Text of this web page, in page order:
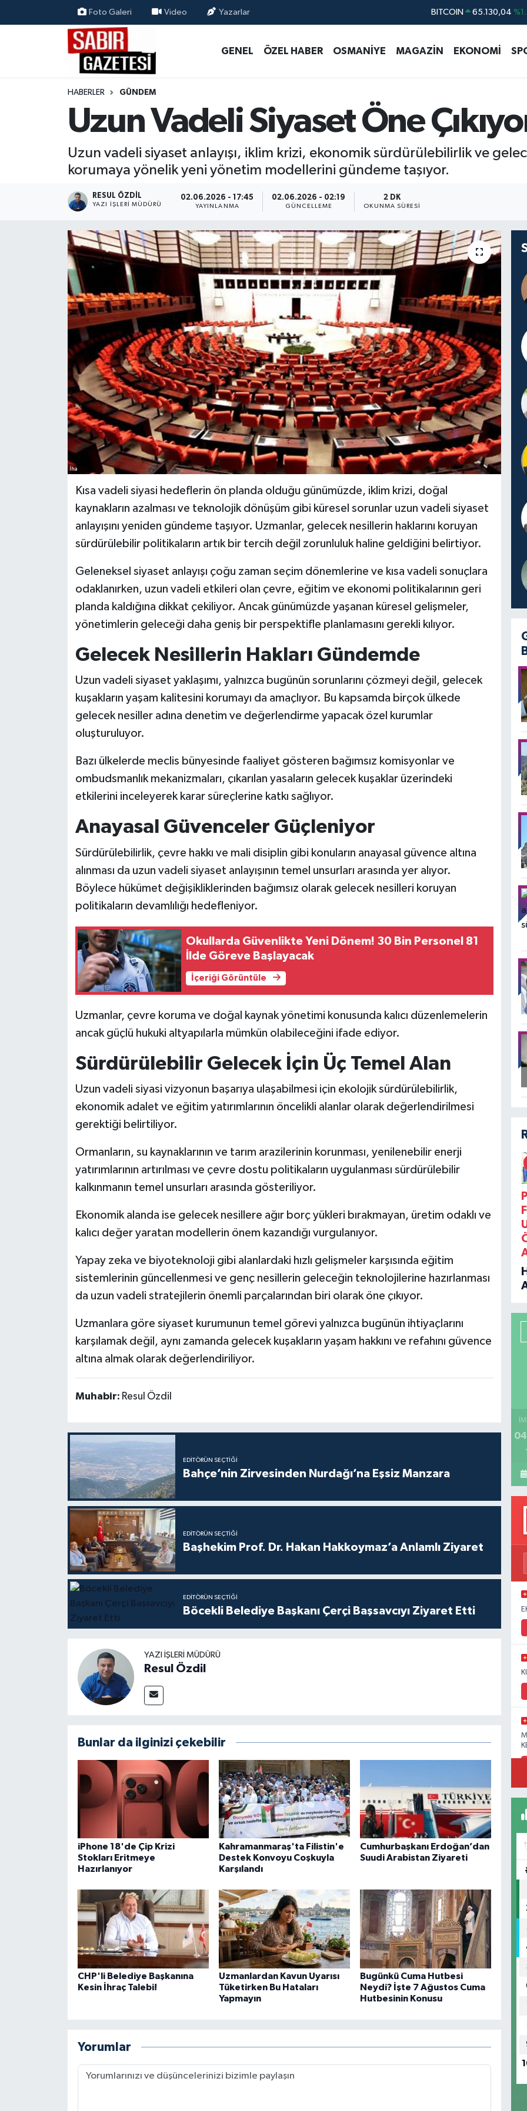
Foto Galeri Video Yazarlar DOLAR 47,7106
STERLİN 64,4046
BITCOIN 65.130,04
GENEL ÖZEL HABER OSMANİYE MAGAZİN EKONOMİ
HABERLER GÜNDEM
Uzun Vadeli Siyaset Öne
Uzun vadeli siyaset anlayışı, iklim krizi, ekonomik sürdürülebilirlik ve
korumaya yönelik yeni yönetim modellerini gündeme taşıyor.
RESUL ÖZDIL
YAZI İŞLERI MÜDÜRÜ
02.06.2026 - 17:45
YAYINLANMA
02.06.2026 - 02:19
GÜNCELLEME
2 DK
OKUNMA SÜRESI
İha
Kısa vadeli siyasi hedeflerin ön planda olduğu günümüzde, iklim krizi, doğal
kaynakların azalması ve teknolojik dönüşüm gibi küresel sorunlar uzun vadeli siyaset
anlayışını yeniden gündeme taşıyor. Uzmanlar, gelecek nesillerin haklarını koruyan
sürdürülebilir politikaların artık bir tercih değil zorunluluk haline geldiğini belirtiyor.
Geleneksel siyaset anlayışı çoğu zaman seçim dönemlerine ve kısa vadeli sonuçlara
odaklanırken, uzun vadeli etkileri olan çevre, eğitim ve ekonomi politikalarının geri
planda kaldığına dikkat çekiliyor. Ancak günümüzde yaşanan küresel gelişmeler,
yönetimlerin geleceği daha geniş bir perspektifle planlamasını gerekli kılıyor.
Gelecek Nesillerin Hakları Gündemde
Uzun vadeli siyaset yaklaşımı, yalnızca bugünün sorunlarını çözmeyi değil, gelecek
kuşakların yaşam kalitesini korumayı da amaçlıyor. Bu kapsamda birçok ülkede
gelecek nesiller adına denetim ve değerlendirme yapacak özel kurumlar
oluşturuluyor.
Bazı ülkelerde meclis bünyesinde faaliyet gösteren bağımsız komisyonlar ve
ombudsmanlık mekanizmaları, çıkarılan yasaların gelecek kuşaklar üzerindeki
etkilerini inceleyerek karar süreçlerine katkı sağlıyor.
Anayasal Güvenceler Güçleniyor
Sürdürülebilirlik, çevre hakkı ve mali disiplin gibi konuların anayasal güvence altına
alınması da uzun vadeli siyaset anlayışının temel unsurları arasında yer alıyor.
Böylece hükümet değişikliklerinden bağımsız olarak gelecek nesilleri koruyan
politikaların devamlılığı hedefleniyor.
Okullarda Güvenlikte Yeni Dönem! 30 Bin Personel 81
İlde Göreve Başlayacak
İçeriği Görüntüle
Uzmanlar, çevre koruma ve doğal kaynak yönetimi konusunda kalıcı düzenlemelerin
ancak güçlü hukuki altyapılarla mümkün olabileceğini ifade ediyor.
Sürdürülebilir Gelecek İçin Üç Temel Alan
Uzun vadeli siyasi vizyonun başarıya ulaşabilmesi için ekolojik sürdürülebilirlik,
ekonomik adalet ve eğitim yatırımlarının öncelikli alanlar olarak değerlendirilmesi
gerektiği belirtiliyor.
Ormanların, su kaynaklarının ve tarım arazilerinin korunması, yenilenebilir enerji
yatırımlarının artırılması ve çevre dostu politikaların uygulanması sürdürülebilir
kalkınmanın temel unsurları arasında gösteriliyor.
Ekonomik alanda ise gelecek nesillere ağır borç yükleri bırakmayan, üretim odaklı ve
kalıcı değer yaratan modellerin önem kazandığı vurgulanıyor.
Yapay zeka ve biyoteknoloji gibi alanlardaki hızlı gelişmeler karşısında eğitim
sistemlerinin güncellenmesi ve genç nesillerin geleceğin teknolojilerine hazırlanması
da uzun vadeli stratejilerin önemli parçalarından biri olarak öne çıkıyor.
Uzmanlara göre siyaset kurumunun temel görevi yalnızca bugünün ihtiyaçlarını
karşılamak değil, aynı zamanda gelecek kuşakların yaşam hakkını ve refahını güvence
altına almak olarak değerlendiriliyor.
Muhabir: Resul Özdil
EDITÖRÜN SEÇTIĞI
Bahçe’nin Zirvesinden Nurdağı’na Eşsiz Manzara
EDITÖRÜN SEÇTIĞI
Başhekim Prof. Dr. Hakan Hakkoymaz’a Anlamlı Ziyaret
EDITÖRÜN SEÇTIĞI
Böcekli Belediye Başkanı Çerçi Başsavcıyı Ziyaret Etti
YAZI İŞLERI MÜDÜRÜ
Resul Özdil
Bunlar da ilginizi çekebilir
iPhone 18'de Çip Krizi
Stokları Eritmeye
Hazırlanıyor
Kahramanmaraş'ta Filistin'e
Destek Konvoyu Coşkuyla
Karşılandı
Cumhurbaşkanı Erdoğan’dan
Suudi Arabistan Ziyareti
CHP'li Belediye Başkanına
Kesin İhraç Talebi!
Uzmanlardan Kavun Uyarısı
Tüketirken Bu Hataları
Yapmayın
Bugünkü Cuma Hutbesi
Neydi? İşte 7 Ağustos Cuma
Hutbesinin Konusu
Yorumlar
ÖZEL HABER
MAGAZİN
EKONOMİ
Osmaniye Nöbetçi Eczaneler
Osmaniye Hava Durumu
Süper Lig Puan Durumu ve Fikstür
Tüm Manşetler
Son Dakika Haberleri